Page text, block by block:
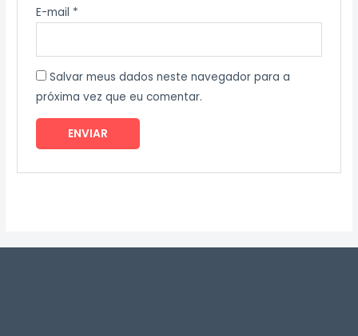
E-mail *
Salvar meus dados neste navegador para a
próxima vez que eu comentar.